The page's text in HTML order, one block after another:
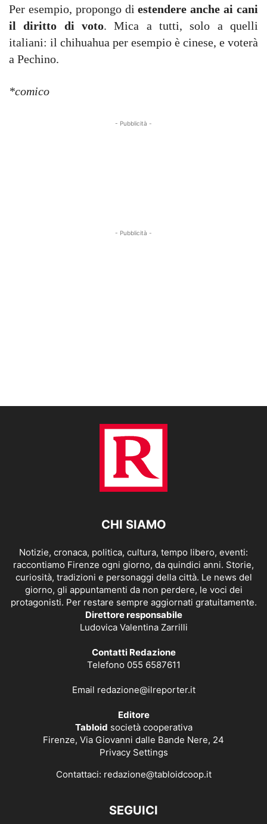
Per esempio, propongo diestendere anche ai cani
il diritto di voto. Mica a tutti, solo a quelli
italiani: il chihuahua per esempio è cinese, e voterà
a Pechino.
*comico
- Pubblicità -
- Pubblicità -
CHI SIAMO
Notizie, cronaca, politica, cultura, tempo libero, eventi:
raccontiamo Firenze ogni giorno, da quindici anni. Storie,
curiosità, tradizioni e personaggi della città. Le news del
giorno, gli appuntamenti da non perdere, le voci dei
protagonisti. Per restare sempre aggiornati gratuitamente.
Direttore responsabile
Ludovica Valentina Zarrilli
Contatti Redazione
Telefono 055 6587611
Email redazione@ilreporter.it
Editore
Tabloid società cooperativa
Firenze, Via Giovanni dalle Bande Nere, 24
Privacy Settings
Contattaci: redazione@tabloidcoop.it
SEGUICI